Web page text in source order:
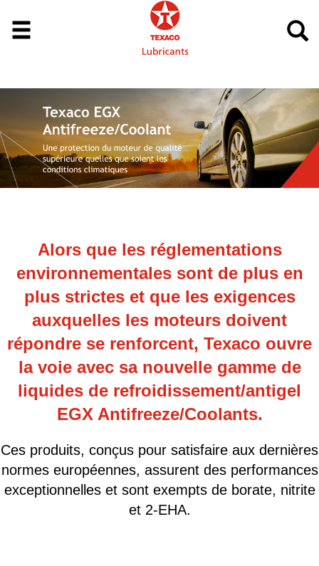
Alors que les réglementations
environnementales sont de plus en
plus strictes et que les exigences
auxquelles les moteurs doivent
répondre se renforcent, Texaco ouvre
la voie avec sa nouvelle gamme de
liquides de refroidissement/antigel
EGX Antifreeze/Coolants.
Ces produits, conçus pour satisfaire aux dernières
normes européennes, assurent des performances
exceptionnelles et sont exempts de borate, nitrite
et 2-EHA.